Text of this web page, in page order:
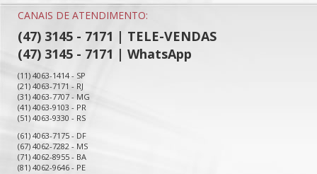
CANAIS DE ATENDIMENTO:
(47) 3145 - 7171 | TELE-VENDAS
(47) 3145 - 7171 | WhatsApp
(11) 4063-1414 - SP
(21) 4063-7171 - RJ
(31) 4063-7707 - MG
(41) 4063-9103 - PR
(51) 4063-9330 - RS
(61) 4063-7175 - DF
(67) 4062-7282 - MS
(71) 4062-8955 - BA
(81) 4062-9646 - PE